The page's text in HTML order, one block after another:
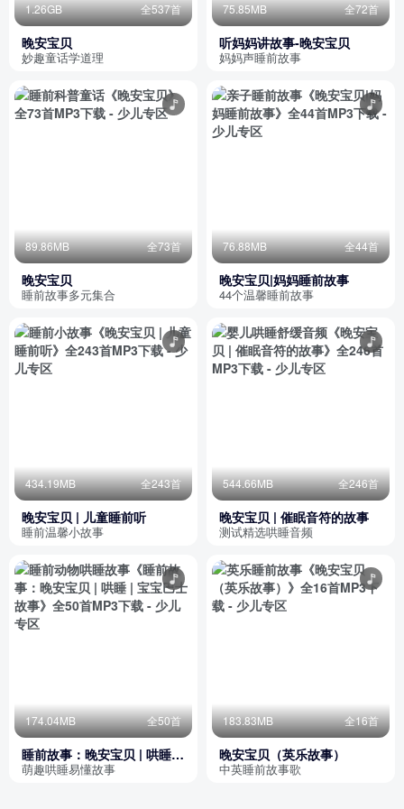
1.26GB 全537首
晚安宝贝
妙趣童话学道理
75.85MB 全72首
听妈妈讲故事-晚安宝贝
妈妈声睡前故事
89.86MB 全73首
晚安宝贝
睡前故事多元集合
76.88MB 全44首
晚安宝贝|妈妈睡前故事
44个温馨睡前故事
434.19MB 全243首
晚安宝贝 | 儿童睡前听
睡前温馨小故事
544.66MB 全246首
晚安宝贝 | 催眠音符的故事
测试精选哄睡音频
174.04MB 全50首
睡前故事：晚安宝贝 | 哄睡 |
宝宝巴士故事
萌趣哄睡易懂故事
183.83MB 全16首
晚安宝贝（英乐故事）
中英睡前故事歌